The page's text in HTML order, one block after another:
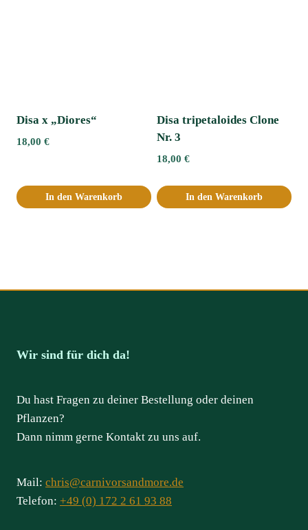
Disa x „Diores“
18,00 €
In den Warenkorb
Disa tripetaloides Clone
Nr. 3
18,00 €
In den Warenkorb
Wir sind für dich da!
Du hast Fragen zu deiner Bestellung oder deinen
Pflanzen?
Dann nimm gerne Kontakt zu uns auf.
Mail: chris@carnivorsandmore.de
Telefon: +49 (0) 172 2 61 93 88